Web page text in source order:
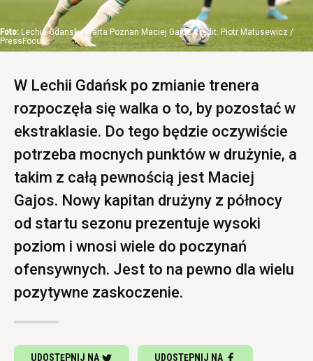
Lechia Gdansk - Warta Poznan Maciej Gajos Credit: Piotr Matusewicz /
PressFocus
W Lechii Gdańsk po zmianie trenera
rozpoczęła się walka o to, by pozostać w
ekstraklasie. Do tego będzie oczywiście
potrzeba mocnych punktów w drużynie, a
takim z całą pewnością jest Maciej
Gajos. Nowy kapitan drużyny z północy
od startu sezonu prezentuje wysoki
poziom i wnosi wiele do poczynań
ofensywnych. Jest to na pewno dla wielu
pozytywne zaskoczenie.
UDOSTĘPNIJ NA UDOSTĘPNIJ NA